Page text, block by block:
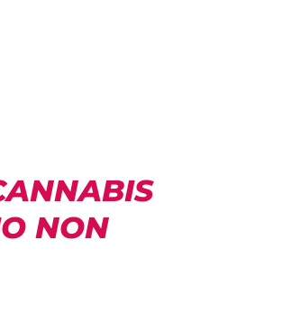
NON